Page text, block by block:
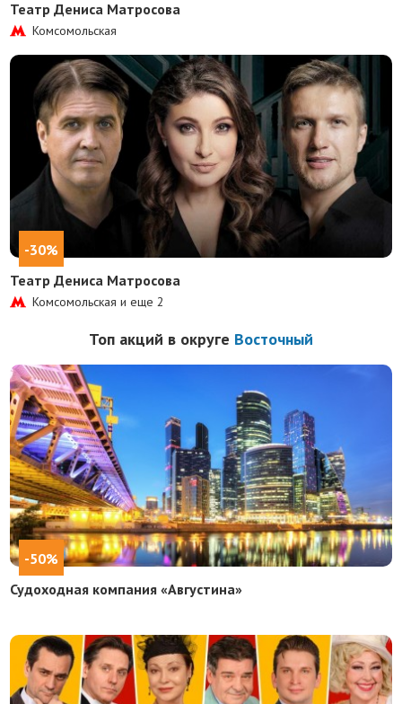
Театр Дениса Матросова
Комсомольская
-30%
Театр Дениса Матросова
Комсомольская и еще2
Топ акций в округе Восточный
-50%
Судоходная компания «Августина»